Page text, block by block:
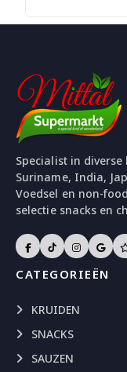
Specialist in
Suriname, India,
Voedsel en non-
selectie snacks en
CATEGORIEËN
KRUIDEN
SNACKS
SAUZEN